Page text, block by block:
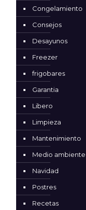
Congelamiento
Consejos
Desayunos
Freezer
frigobares
Garantia
Libero
Limpieza
Mantenimiento
Medio ambiente
Navidad
Postres
Recetas